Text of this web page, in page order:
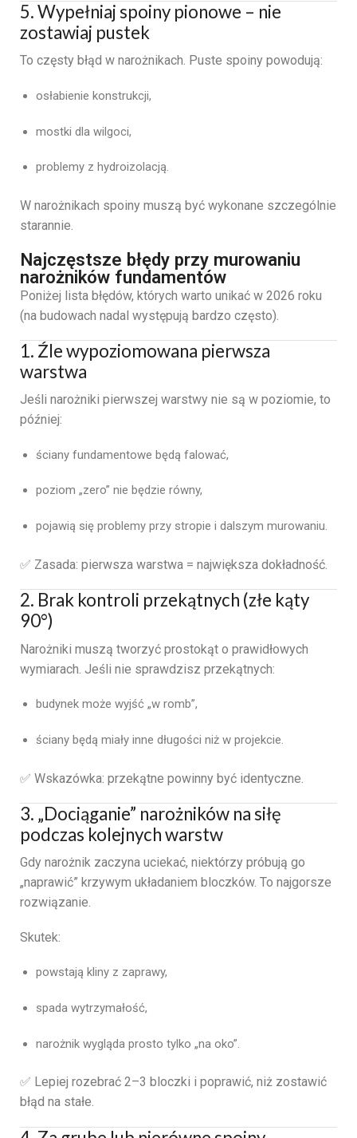
5. Wypełniaj spoiny pionowe – nie
zostawiaj pustek
To częsty błąd w narożnikach. Puste spoiny powodują:
osłabienie konstrukcji,
mostki dla wilgoci,
problemy z hydroizolacją.
W narożnikach spoiny muszą być wykonane szczególnie
starannie.
Najczęstsze błędy przy murowaniu
narożników fundamentów
Poniżej lista błędów, których warto unikać w 2026 roku
(na budowach nadal występują bardzo często).
1. Źle wypoziomowana pierwsza
warstwa
Jeśli narożniki pierwszej warstwy nie są w poziomie, to
później:
ściany fundamentowe będą falować,
poziom „zero” nie będzie równy,
pojawią się problemy przy stropie i dalszym murowaniu.
✅ Zasada: pierwsza warstwa = największa dokładność.
2. Brak kontroli przekątnych (złe kąty
90°)
Narożniki muszą tworzyć prostokąt o prawidłowych
wymiarach. Jeśli nie sprawdzisz przekątnych:
budynek może wyjść „w romb”,
ściany będą miały inne długości niż w projekcie.
✅ Wskazówka: przekątne powinny być identyczne.
3. „Dociąganie” narożników na siłę
podczas kolejnych warstw
Gdy narożnik zaczyna uciekać, niektórzy próbują go
„naprawić” krzywym układaniem bloczków. To najgorsze
rozwiązanie.
Skutek:
powstają kliny z zaprawy,
spada wytrzymałość,
narożnik wygląda prosto tylko „na oko”.
✅ Lepiej rozebrać 2–3 bloczki i poprawić, niż zostawić
błąd na stałe.